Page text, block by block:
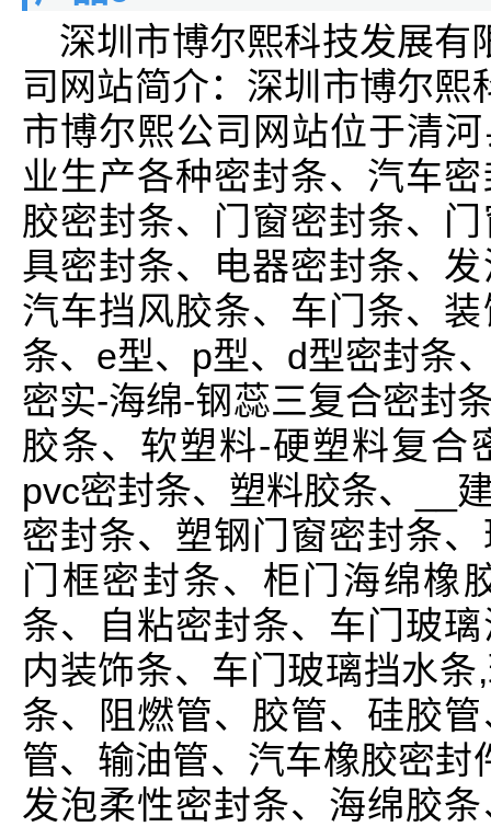
深圳市博尔熙科技发展有
司网站简介：深圳市博尔
市博尔熙公司网站位于清
业生产各种密封条、汽车
胶密封条、门窗密封条、
具密封条、电器密封条、
汽车挡风胶条、车门条、
条、e型、p型、d型密封条
密实-海绵-钢蕊三复合密封
胶条、软塑料-硬塑料复合
pvc密封条、塑料胶条、__
密封条、塑钢门窗密封条
门框密封条、柜门海绵橡
条、自粘密封条、车门玻
内装饰条、车门玻璃挡水
条、阻燃管、胶管、硅胶
管、输油管、汽车橡胶密
发泡柔性密封条、海绵胶